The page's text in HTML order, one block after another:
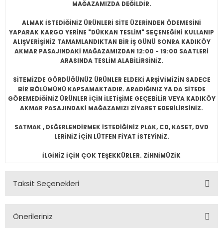
MAĞAZAMIZDA DEĞİLDİR.
ALMAK İSTEDİĞİNİZ ÜRÜNLERİ SİTE ÜZERİNDEN ÖDEMESİNİ
YAPARAK KARGO YERİNE "DÜKKAN TESLİM" SEÇENEĞİNİ KULLANIP
ALIŞVERİŞİNİZ TAMAMLANDIKTAN BİR İŞ GÜNÜ SONRA KADIKÖY
AKMAR PASAJINDAKİ MAĞAZAMIZDAN 12:00 - 19:00 SAATLERİ
ARASINDA TESLİM ALABİLİRSİNİZ.
SİTEMİZDE GÖRDÜĞÜNÜZ ÜRÜNLER ELDEKİ ARŞİVİMİZİN SADECE
BİR BÖLÜMÜNÜ KAPSAMAKTADIR. ARADIĞINIZ YA DA SİTEDE
GÖREMEDİĞİNİZ ÜRÜNLER İÇİN İLETİŞİME GEÇEBİLİR VEYA KADIKÖY
AKMAR PASAJINDAKİ MAĞAZAMIZI ZİYARET EDEBİLİRSİNİZ.
SATMAK , DEĞERLENDİRMEK İSTEDİĞİNİZ PLAK, CD, KASET, DVD
LERİNİZ İÇİN LÜTFEN FİYAT İSTEYİNİZ.
İLGİNİZ İÇİN ÇOK TEŞEKKÜRLER. ZİHNİMÜZİK
Taksit Seçenekleri
Önerileriniz